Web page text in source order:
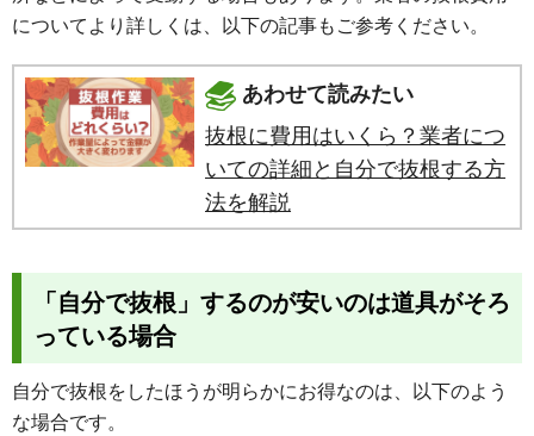
についてより詳しくは、以下の記事もご参考ください。
あわせて読みたい
抜根に費用はいくら？業者につ
いての詳細と自分で抜根する方
法を解説
「自分で抜根」するのが安いのは道具がそろ
っている場合
自分で抜根をしたほうが明らかにお得なのは、以下のよう
な場合です。